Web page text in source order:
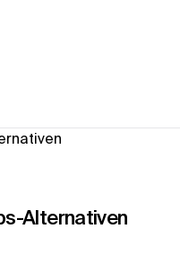
Alternativen